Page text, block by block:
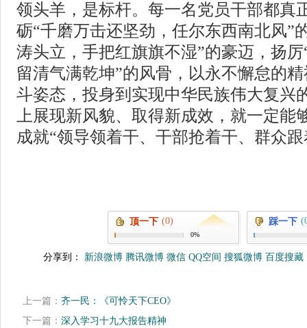
领头羊，是标杆。每一名党员干部都真
砺“千磨万击还坚劲，任尔东西南北风”
涛头立，手把红旗旗不湿”的豪迈，扬
留清气满乾坤”的风骨，以永不懈怠的
斗姿态，投身到实现中华民族伟大复兴
上展现新风貌、取得新成效，就一定能
成就“领导领着干、干部抢着干、群众
顶一下 (0)
0%
踩一下
分享到： 新浪微博 腾讯微博 微信 QQ空间 搜狐微博 百度搜藏
上一篇： 齐一民：《可怜天下CEO》
下一篇： 深入学习十九大报告精神